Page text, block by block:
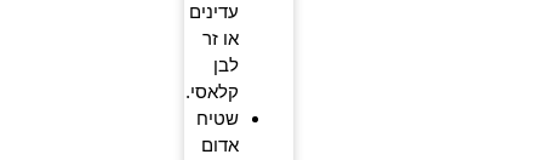
עדינים
או זר
לבן
קלאסי.
שטיח
אדום